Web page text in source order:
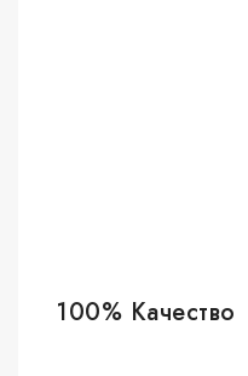
100% Качество